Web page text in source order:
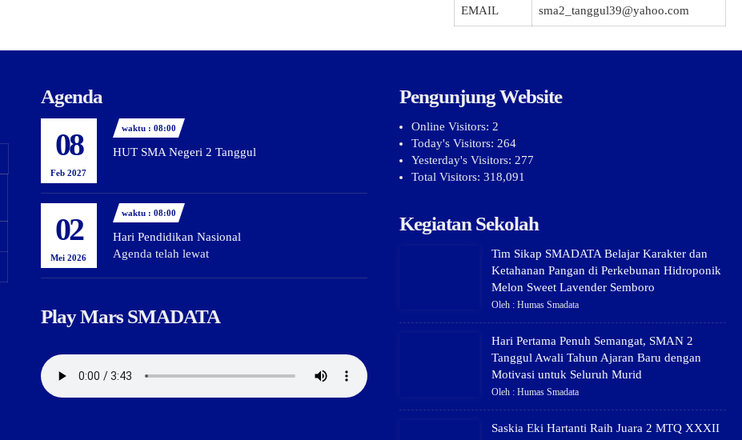
EMAIL sma2_tanggul39@yahoo.com
Agenda
08
Feb 2027
waktu : 08:00
HUT SMA Negeri 2 Tanggul
02
Mei 2026
waktu : 08:00
Hari Pendidikan Nasional
Agenda telah lewat
Play Mars SMADATA
Pengunjung Website
Online Visitors: 2
Today's Visitors: 264
Yesterday's Visitors: 277
Total Visitors: 318,091
Kegiatan Sekolah
Tim Sikap SMADATA Belajar Karakter dan
Ketahanan Pangan di Perkebunan Hidroponik
Melon Sweet Lavender Semboro
Oleh : Humas Smadata
Hari Pertama Penuh Semangat, SMAN 2
Tanggul Awali Tahun Ajaran Baru dengan
Motivasi untuk Seluruh Murid
Oleh : Humas Smadata
Saskia Eki Hartanti Raih Juara 2 MTQ XXXII